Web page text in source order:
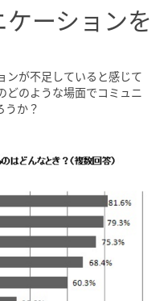
ーションを
ンが不足していると感じて
どのような場面でコミュニ
うか？